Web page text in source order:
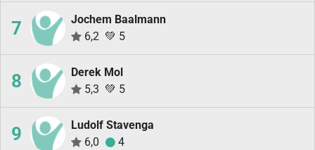
7
Jochem Baalmann
6,2 💚 5
8
Derek Mol
5,3 💚 5
9
Ludolf Stavenga
6,0
4